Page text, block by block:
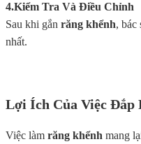
4.Kiểm Tra Và Điều Chỉnh
Sau khi gắn răng khểnh, bác
nhất.
Lợi Ích Của Việc Đắp
Việc làm răng khểnh mang